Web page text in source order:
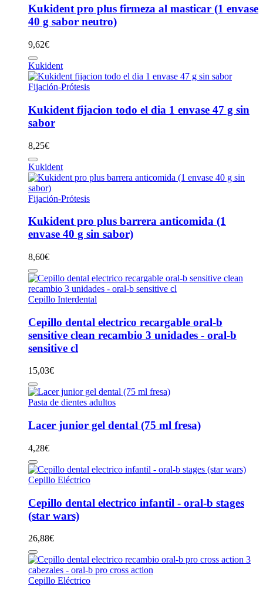
Kukident pro plus firmeza al masticar (1 envase
40 g sabor neutro)
9,62€
Kukident
Fijación-Prótesis
Kukident fijacion todo el dia 1 envase 47 g sin
sabor
8,25€
Kukident
Fijación-Prótesis
Kukident pro plus barrera anticomida (1
envase 40 g sin sabor)
8,60€
Cepillo Interdental
Cepillo dental electrico recargable oral-b
sensitive clean recambio 3 unidades - oral-b
sensitive cl
15,03€
Pasta de dientes adultos
Lacer junior gel dental (75 ml fresa)
4,28€
Cepillo Eléctrico
Cepillo dental electrico infantil - oral-b stages
(star wars)
26,88€
Cepillo Eléctrico